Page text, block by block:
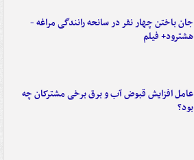
جان باختن چهار نفر در سانحه رانندگی مراغه -
هشترود+ فیلم
عامل افزایش قبوض آب و برق برخی مشترکان چه
بود؟